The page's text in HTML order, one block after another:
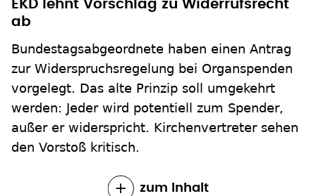
EKD lehnt Vorschlag zu Widerrufsrecht
ab
Bundestagsabgeordnete haben einen Antrag
zur Widerspruchsregelung bei Organspenden
vorgelegt. Das alte Prinzip soll umgekehrt
werden: Jeder wird potentiell zum Spender,
außer er widerspricht. Kirchenvertreter sehen
den Vorstoß kritisch.
zum Inhalt